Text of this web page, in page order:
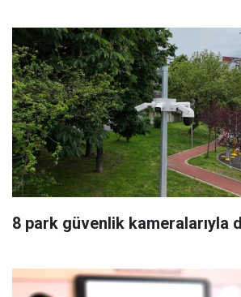
8 park güvenlik kameralarıyla